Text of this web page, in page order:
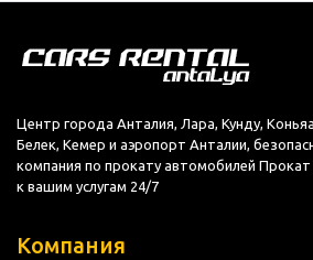
Центр города Анталия, Лара, Кунду,
Белек, Кемер и аэропорт Анталии,
компания по прокату автомобилей
к вашим услугам 24/7
Компания